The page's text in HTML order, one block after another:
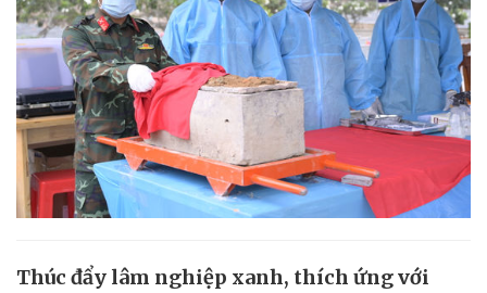
Thúc đẩy lâm nghiệp xanh, thích ứng với